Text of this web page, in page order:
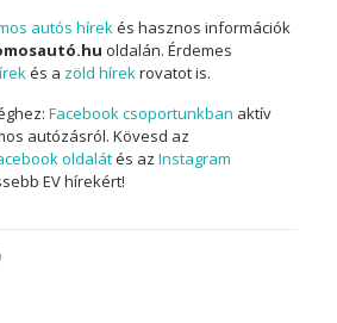
autós hírekés hasznos információk
oldalán. Érdemes
és a zöld hírekrovatot is.
Facebook csoportunkban aktív
autózásról. Kövesd az
oldalátés az Instagram
EV hírekért!